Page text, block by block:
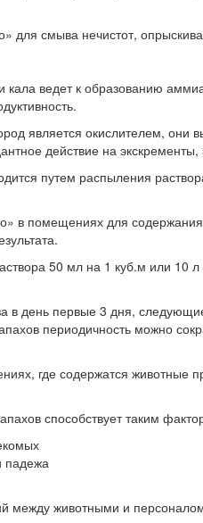
для смыва нечистот,
ведет к образованию
является окислителем,
действие на
путем распыления
в помещениях для
50 мл на 1 куб.м или
в день первые 3 дня,
периодичность можно
где содержатся животные
способствует таким
падежа
между животными и